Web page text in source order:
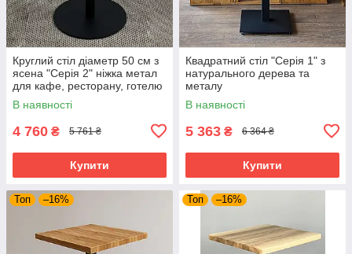
Круглий стіл діаметр 50 см з
ясена "Серія 2" ніжка метал
для кафе, ресторану, готелю
та бару
В наявності
4 760 ₴ 5 761 ₴
Купити
Квадратний стіл "Серія 1" з
натурального дерева та
металу
В наявності
5 363 ₴ 6 364 ₴
Купити
Топ –16% Топ –16%